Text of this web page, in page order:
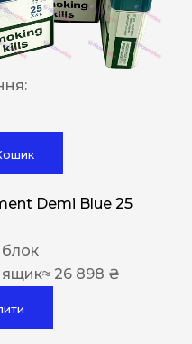
Demi Blue 25
блок
ящик≈ 26 898 ₴